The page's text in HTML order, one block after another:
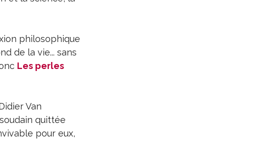
philosophique
de la vie... sans
Les perles
Van
quittée
pour eux,